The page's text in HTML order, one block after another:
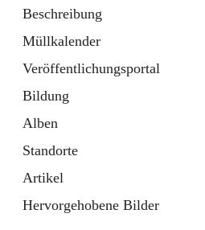
Beschreibung
Müllkalender
Veröffentlichungsportal
Bildung
Alben
Standorte
Artikel
Hervorgehobene Bilder